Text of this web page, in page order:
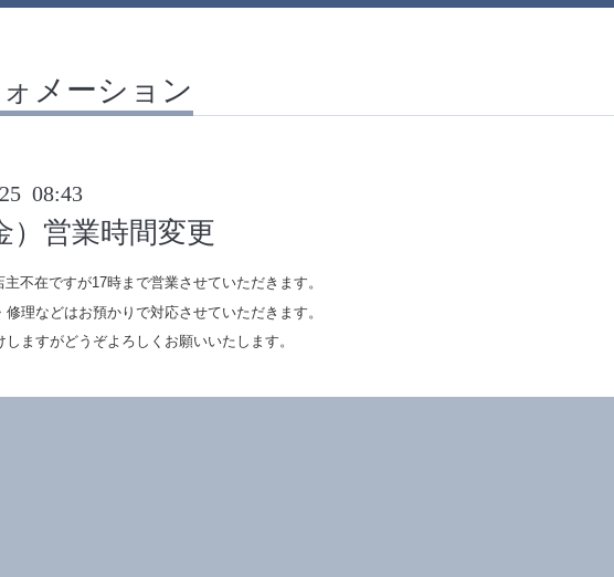
メーション
25 08:43
）営業時間変更
不在ですが17時まで営業させていただきます。
修理などはお預かりで対応させていただきます。
しますがどうぞよろしくお願いいたします。